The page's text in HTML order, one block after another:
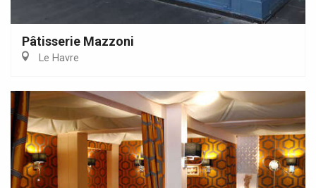
Pâtisserie Mazzoni
Le Havre